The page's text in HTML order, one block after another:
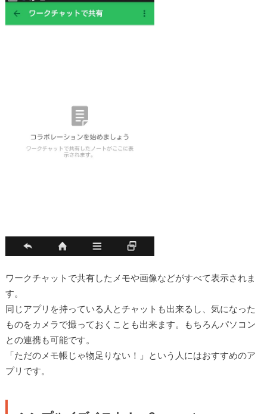
ワークチャットで共有したメモや画像などがすべて表示されま
す。
同じアプリを持っている人とチャットも出来るし、気になった
ものをカメラで撮っておくことも出来ます。もちろんパソコン
との連携も可能です。
「ただのメモ帳じゃ物足りない！」という人にはおすすめのア
プリです。